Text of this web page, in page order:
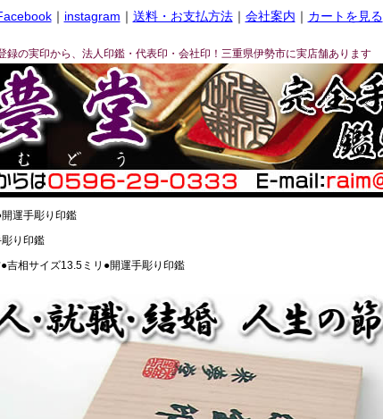
｜ instagram ｜ 送料・お支払方法｜ 会社案内 ｜ カートを見る
の実印から、法人印鑑・代表印・会社印！三重県伊勢市に実店舗あります
運手彫り印鑑
り印鑑
吉相サイズ13.5ミリ●開運手彫り印鑑